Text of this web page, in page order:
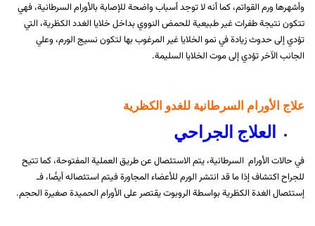
وأشهرها ورم القواتم، كما أنه لا توجد أسباب واضحة للإصابة بالأورام السرطانية، فهي
تتكون نتيجة طفرات غير طبيعية للحمض النووي بداخل خلايا الغدد الكظرية، التي
تؤدي إلى حدوث زيادة في نمو الخلايا غير المرغوب بها لتكون نسيج الورم، وعلي
الجانب الآخر تؤدي إلى موت الخلايا السليمة.
علاج الأورام السرطانية للغدو الكظرية
العلاج الجراحي
في حالات الأورام السرطانية، يتم الاستئصال عن طريق العملية المفتوحة، كما تتيح
للجراح اكتشاف إذا ما قد انتشر الورم للأعضاء المجاورة فيتم استئصاله أيضًا، فـ
إستئصال الغدة الكظرية بواسطة الروبوت يقتصر على الأورام الحميدة صغيرة الحجم.